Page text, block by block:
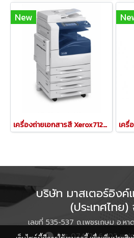
New
เครื่องถ่ายเอกสารสี Xerox7120/7125
บริษัท มาสเตอร์อิง
(ประเทศไทย
เลขที่ 535-537 ถ.เพชรเกษม อ.ห